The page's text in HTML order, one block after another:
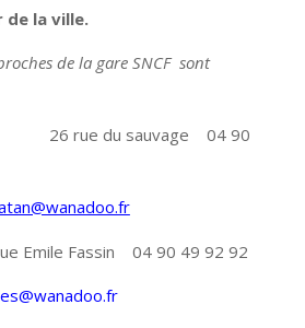
de la ville.
de la gare SNCF sont
26 rue du sauvage 04 90
Emile Fassin 04 90 49 92 92